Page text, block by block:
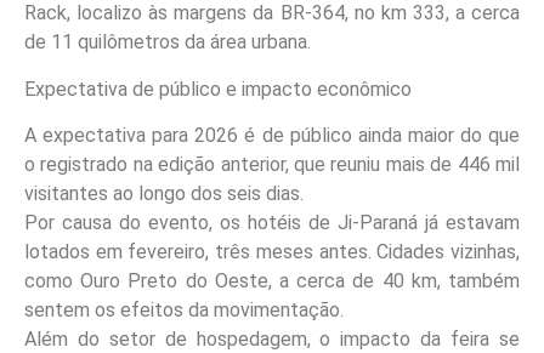
Rack, localizo às margens da BR-364, no km 333, a cerca
de 11 quilômetros da área urbana.
Expectativa de público e impacto econômico
A expectativa para 2026 é de público ainda maior do que
o registrado na edição anterior, que reuniu mais de 446 mil
visitantes ao longo dos seis dias.
Por causa do evento, os hotéis de Ji-Paraná já estavam
lotados em fevereiro, três meses antes. Cidades vizinhas,
como Ouro Preto do Oeste, a cerca de 40 km, também
sentem os efeitos da movimentação.
Além do setor de hospedagem, o impacto da feira se